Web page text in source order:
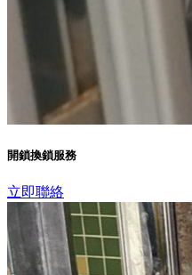
開鎖換鎖服務
立即聯絡